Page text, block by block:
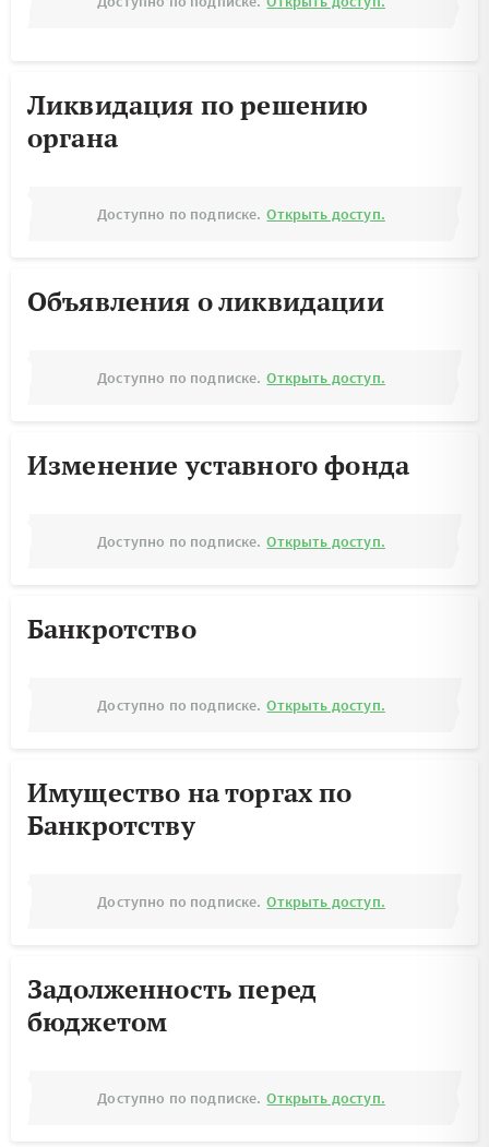
Ликвидация по решению
органа
Доступно по подписке. Открыть доступ.
Объявления о ликвидации
Доступно по подписке. Открыть доступ.
Изменение уставного фонда
Доступно по подписке. Открыть доступ.
Банкротство
Доступно по подписке. Открыть доступ.
Имущество на торгах по
Банкротству
Доступно по подписке. Открыть доступ.
Задолженность перед
бюджетом
Доступно по подписке. Открыть доступ.